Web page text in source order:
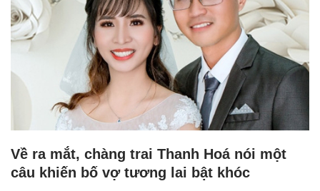
Về ra mắt, chàng trai Thanh Hoá nói một
câu khiến bố vợ tương lai bật khóc